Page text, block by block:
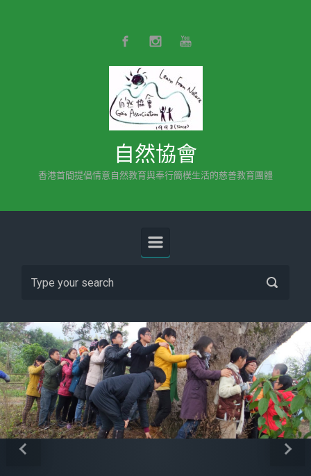
自然協會
香港首間提倡情意自然教育與奉行簡樸生活的慈善教育團體
Previous Next